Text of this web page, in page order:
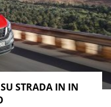
STRADA IN IN